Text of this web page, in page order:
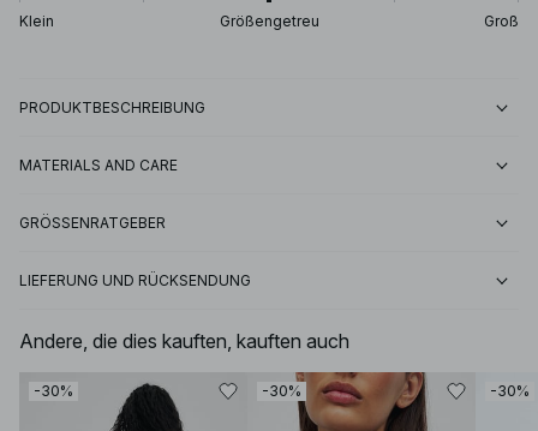
Klein Größengetreu Groß
PRODUKTBESCHREIBUNG
MATERIALS AND CARE
GRÖSSENRATGEBER
LIEFERUNG UND RÜCKSENDUNG
Andere, die dies kauften, kauften auch
-30% -30% -30%